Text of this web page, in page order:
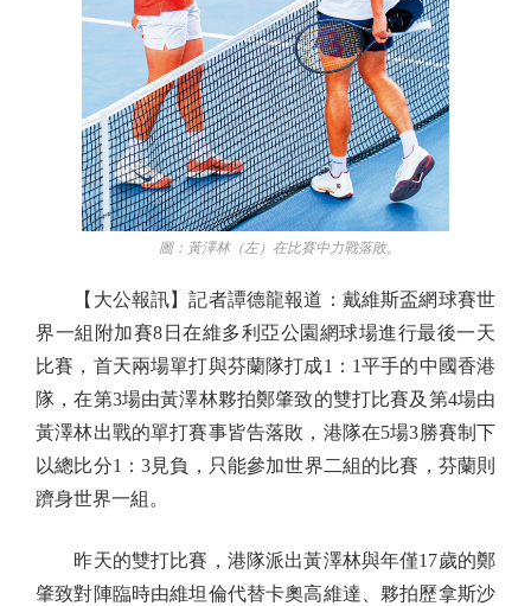
圖：黃澤林（左）在比賽中力戰落敗。
【大公報訊】記者譚德龍報道：戴維斯盃網球賽世
界一組附加賽8日在維多利亞公園網球場進行最後一天
比賽，首天兩場單打與芬蘭隊打成1：1平手的中國香港
隊，在第3場由黃澤林夥拍鄭肇致的雙打比賽及第4場由
黃澤林出戰的單打賽事皆告落敗，港隊在5場3勝賽制下
以總比分1：3見負，只能參加世界二組的比賽，芬蘭則
躋身世界一組。
昨天的雙打比賽，港隊派出黃澤林與年僅17歲的鄭
肇致對陣臨時由維坦倫代替卡奧高維達、夥拍歷拿斯沙